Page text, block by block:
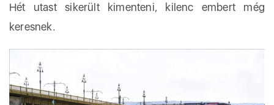
Hét utast sikerült kimenteni, kilenc embert még
keresnek.